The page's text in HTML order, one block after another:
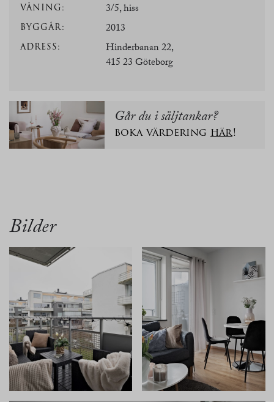
VÅNING: 3/5, hiss
BYGGÅR: 2013
ADRESS:
Hinderbanan 22,
415 23 Göteborg
Går du i säljtankar?
boka värdering här!
Bilder